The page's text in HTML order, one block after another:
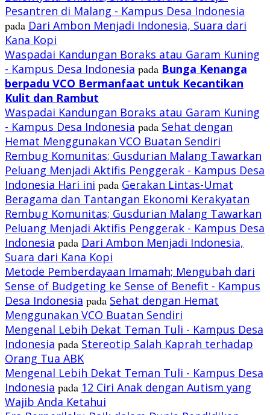
Pesantren di Malang - Kampus Desa Indonesia
pada Dari Ambon Menjadi Indonesia, Suara dari
Kana Kopi
Waspadai Kandungan Boraks atau Garam Kuning
- Kampus Desa Indonesia pada Bunga Kenanga
berpadu VCO Bermanfaat untuk Kecantikan
Kulit dan Rambut
Waspadai Kandungan Boraks atau Garam Kuning
- Kampus Desa Indonesia pada Sehat dengan
Hemat Menggunakan VCO Buatan Sendiri
Rembug Komunitas; Gusdurian Malang Tawarkan
Peluang Menjadi Aktifis Penggerak - Kampus Desa
Indonesia Hari ini pada Gerakan Lintas-Umat
Beragama dan Tantangan Ekonomi Kerakyatan
Rembug Komunitas; Gusdurian Malang Tawarkan
Peluang Menjadi Aktifis Penggerak - Kampus Desa
Indonesia pada Dari Ambon Menjadi Indonesia,
Suara dari Kana Kopi
Metode Pemberdayaan Imamah; Mengubah dari
Sense of Budgeting ke Sense of Benefit - Kampus
Desa Indonesia pada Sehat dengan Hemat
Menggunakan VCO Buatan Sendiri
Mengenal Lebih Dekat Teman Tuli - Kampus Desa
Indonesia pada Stereotip Salah Kaprah terhadap
Orang Tua ABK
Mengenal Lebih Dekat Teman Tuli - Kampus Desa
Indonesia pada 12 Ciri Anak dengan Autism yang
Wajib Anda Ketahui